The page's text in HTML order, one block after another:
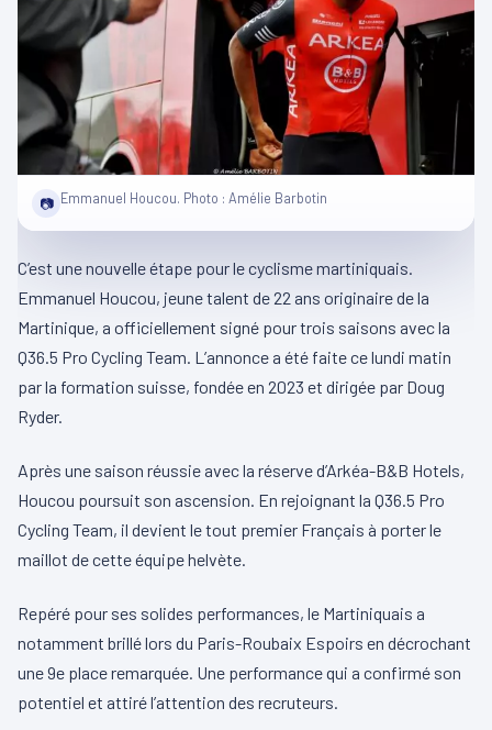
📷 Emmanuel Houcou. Photo : Amélie Barbotin
C’est une nouvelle étape pour le cyclisme martiniquais.
Emmanuel Houcou, jeune talent de 22 ans originaire de la
Martinique, a officiellement signé pour trois saisons avec la
Q36.5 Pro Cycling Team. L’annonce a été faite ce lundi matin
par la formation suisse, fondée en 2023 et dirigée par Doug
Ryder.
Après une saison réussie avec la réserve d’Arkéa-B&B Hotels,
Houcou poursuit son ascension. En rejoignant la Q36.5 Pro
Cycling Team, il devient le tout premier Français à porter le
maillot de cette équipe helvète.
Repéré pour ses solides performances, le Martiniquais a
notamment brillé lors du Paris-Roubaix Espoirs en décrochant
une 9e place remarquée. Une performance qui a confirmé son
potentiel et attiré l’attention des recruteurs.